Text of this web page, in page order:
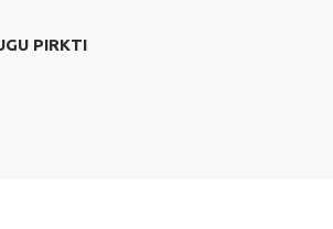
PIRKTI